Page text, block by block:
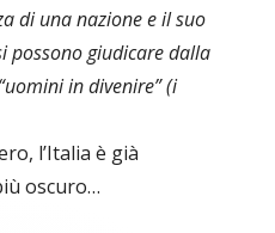
di una nazione e il suo
possono giudicare dalla
in divenire” (i
l’Italia è già
oscuro…